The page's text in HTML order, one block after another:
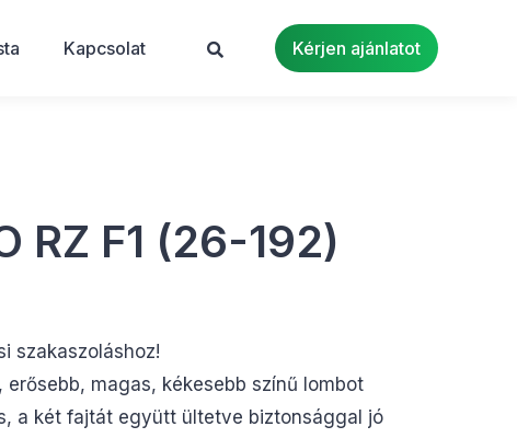
Kapcsolat Kérjen ajánlatot
RZ F1 (26-192)
szakaszoláshoz!
magas, kékesebb színű lombot
a két fajtát együtt ültetve biztonsággal jó